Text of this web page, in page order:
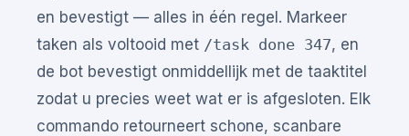
en bevestigt — alles in één regel. Markeer
taken als voltooid met /task done 347, en
de bot bevestigt onmiddellijk met de taaktitel
zodat u precies weet wat er is afgesloten. Elk
commando retourneert schone, scanbare